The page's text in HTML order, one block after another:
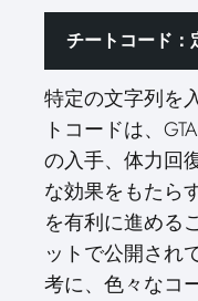
チートコード：
特定の文字列を
トコードは、
の入手、体力回
な効果をもたら
を有利に進める
ットで公開され
考に、色々なコ